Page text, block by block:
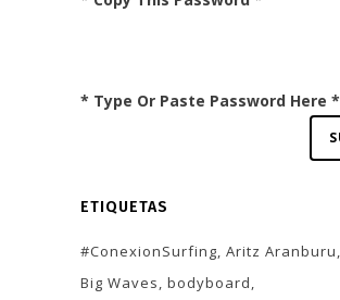
* Type Or Paste Password Here *
ETIQUETAS
#ConexionSurfing Aritz Aranburu
Big Waves bodyboard